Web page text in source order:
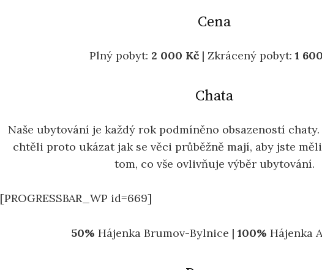
Cena
Plný pobyt: 2 000 Kč| Zkrácený pobyt: 1
Chata
Naše ubytování je každý rok podmíněno obsazeností
chtěli proto ukázat jak se věci průběžně mají, aby jste
tom, co vše ovlivňuje výběr ubytování.
[PROGRESSBAR_WP id=669]
50% Hájenka Brumov-Bylnice | 100% Hájenka